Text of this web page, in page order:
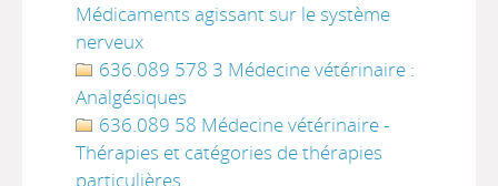
Médicaments agissant sur le système
nerveux
636.089 578 3 Médecine vétérinaire :
Analgésiques
636.089 58 Médecine vétérinaire -
Thérapies et catégories de thérapies
particulières